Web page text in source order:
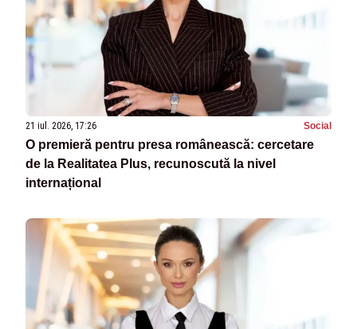
21 iul. 2026, 17:26 Social
O premieră pentru presa românească: cercetare
de la Realitatea Plus, recunoscută la nivel
internațional